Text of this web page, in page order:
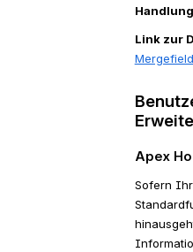
Link zur
Apex
Sofern